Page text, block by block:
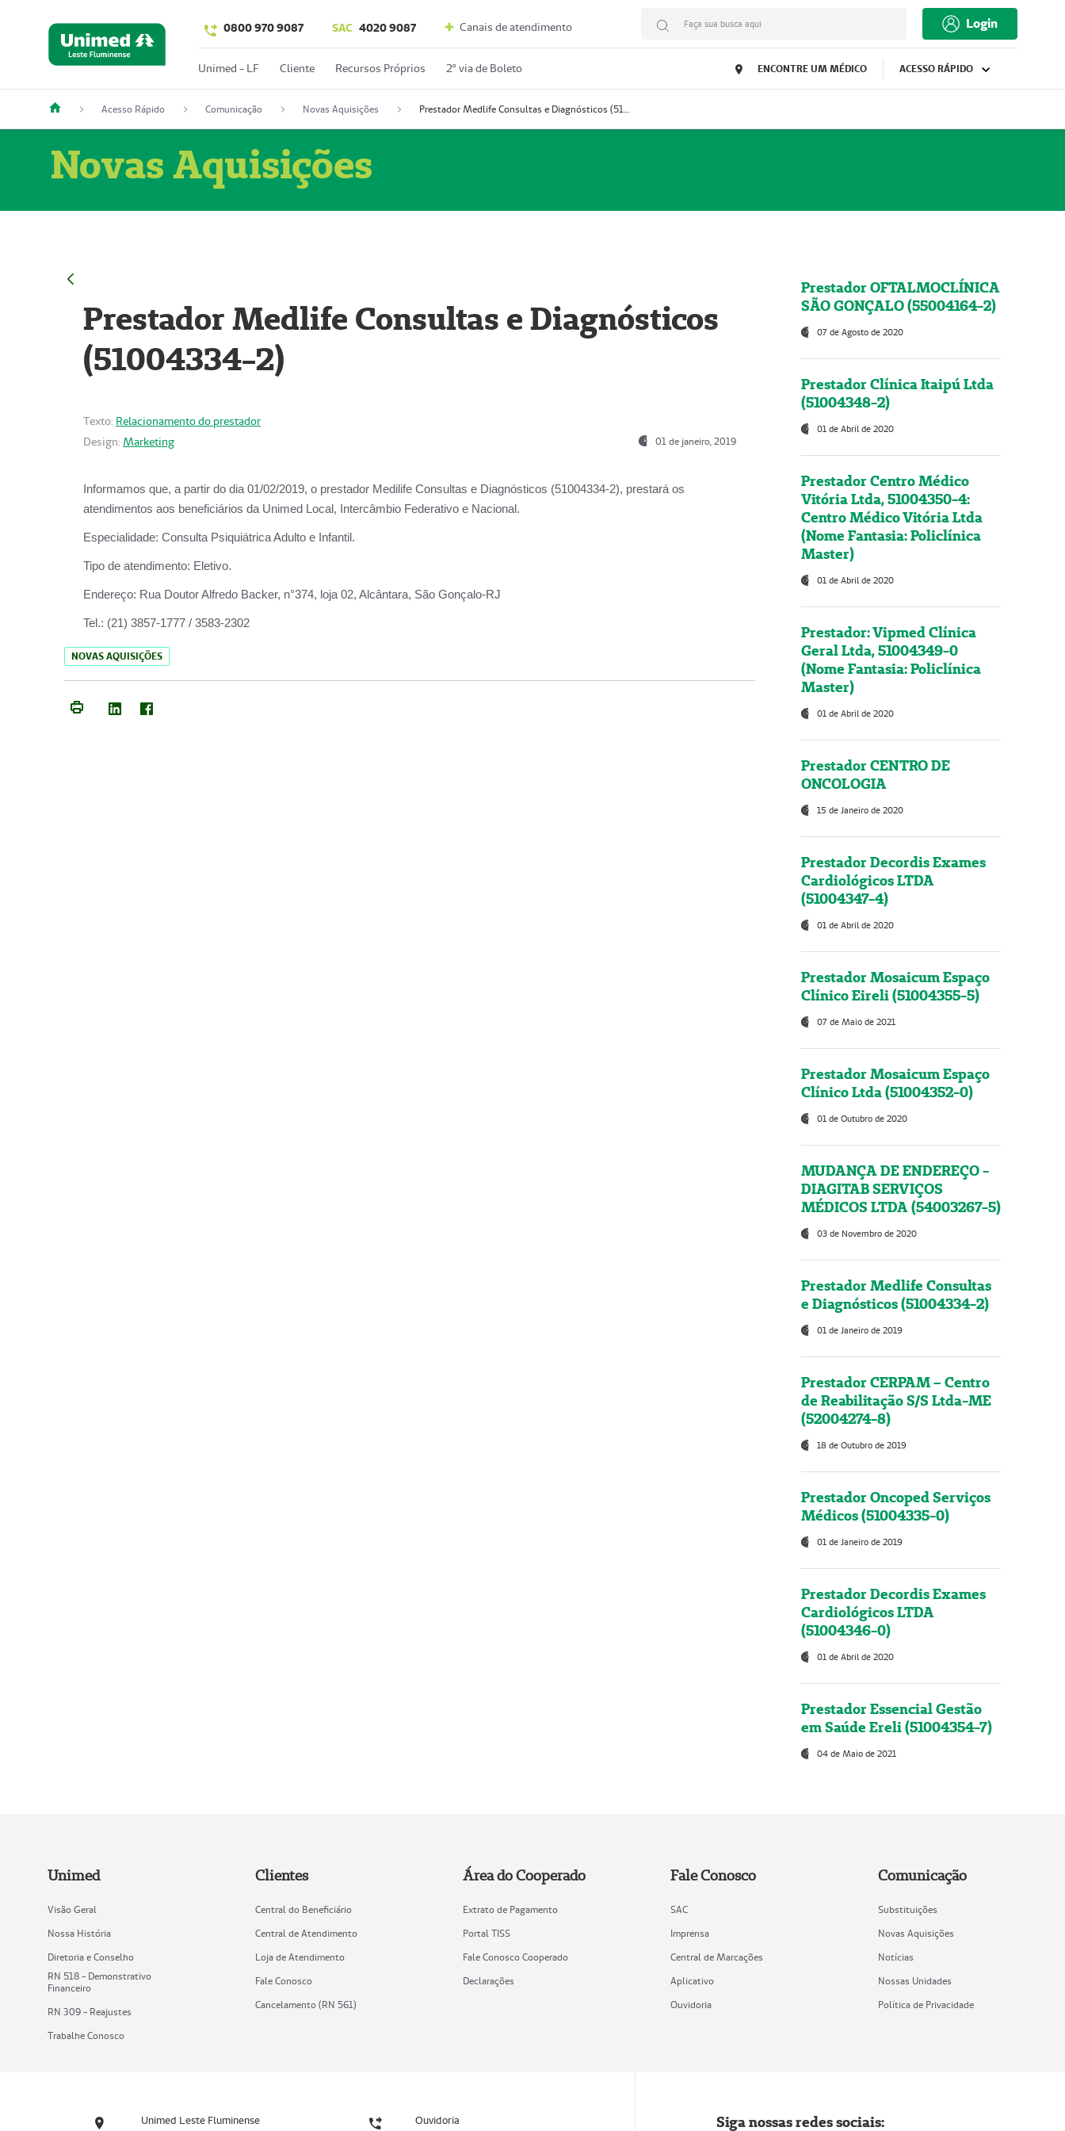
0800 970 9087 SAC 4020 9087 Canais de atendimento Faça sua busca aqui Login
Unimed - LF Cliente Recursos Próprios 2º via de Boleto ENCONTRE UM MÉDICO ACESSO RÁPIDO
Acesso Rápido Comunicação Novas Aquisições Prestador Medlife Consultas e Diagnósticos (51004334-2)
Novas Aquisições
Prestador Medlife Consultas e Diagnósticos
(51004334-2)
Texto: Relacionamento do prestador
Design: Marketing 01 de janeiro, 2019
Informamos que, a partir do dia 01/02/2019, o prestador Medilife Consultas e Diagnósticos (51004334-2), prestará os
atendimentos aos beneficiários da Unimed Local, Intercâmbio Federativo e Nacional.
Especialidade: Consulta Psiquiátrica Adulto e Infantil.
Tipo de atendimento: Eletivo.
Endereço: Rua Doutor Alfredo Backer, n°374, loja 02, Alcântara, São Gonçalo-RJ
Tel.: (21) 3857-1777 / 3583-2302
NOVAS AQUISIÇÕES
Prestador OFTALMOCLÍNICA
SÃO GONÇALO (55004164-2)
07 de Agosto de 2020
Prestador Clínica Itaipú Ltda
(51004348-2)
01 de Abril de 2020
Prestador Centro Médico
Vitória Ltda, 51004350-4:
Centro Médico Vitória Ltda
(Nome Fantasia: Policlínica
Master)
01 de Abril de 2020
Prestador: Vipmed Clínica
Geral Ltda, 51004349-0
(Nome Fantasia: Policlínica
Master)
01 de Abril de 2020
Prestador CENTRO DE
ONCOLOGIA
15 de Janeiro de 2020
Prestador Decordis Exames
Cardiológicos LTDA
(51004347-4)
01 de Abril de 2020
Prestador Mosaicum Espaço
Clínico Eireli (51004355-5)
07 de Maio de 2021
Prestador Mosaicum Espaço
Clínico Ltda (51004352-0)
01 de Outubro de 2020
MUDANÇA DE ENDEREÇO -
DIAGITAB SERVIÇOS
MÉDICOS LTDA (54003267-5)
03 de Novembro de 2020
Prestador Medlife Consultas
e Diagnósticos (51004334-2)
01 de Janeiro de 2019
Prestador CERPAM – Centro
de Reabilitação S/S Ltda-ME
(52004274-8)
18 de Outubro de 2019
Prestador Oncoped Serviços
Médicos (51004335-0)
01 de Janeiro de 2019
Prestador Decordis Exames
Cardiológicos LTDA
(51004346-0)
01 de Abril de 2020
Prestador Essencial Gestão
em Saúde Ereli (51004354-7)
04 de Maio de 2021
Unimed
Visão Geral
Nossa História
Diretoria e Conselho
RN 518 - Demonstrativo
Financeiro
RN 309 - Reajustes
Trabalhe Conosco
Clientes
Central do Beneficiário
Central de Atendimento
Loja de Atendimento
Fale Conosco
Cancelamento (RN 561)
Área do Cooperado
Extrato de Pagamento
Portal TISS
Fale Conosco Cooperado
Declarações
Fale Conosco
SAC
Imprensa
Central de Marcações
Aplicativo
Ouvidoria
Comunicação
Substituições
Novas Aquisições
Notícias
Nossas Unidades
Política de Privacidade
Unimed Leste Fluminense Ouvidoria Siga nossas redes sociais: